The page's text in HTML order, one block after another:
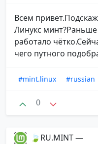
Всем
Линукс
работало
чего путного
#mint.linux #russian
0
🍃RU.MINT —